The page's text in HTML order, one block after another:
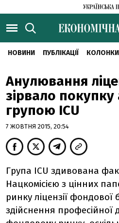
НОВИНИ ПУБЛІКАЦІЇ КОЛОНКИ
Анулювання
зірвало покупку
групою ICU
7 ЖОВТНЯ 2015, 20:54
Група ICU здивована
Нацкомісією з цінних
ринку ліцензії фондової
здійснення професійної